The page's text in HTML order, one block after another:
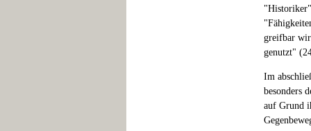
greifbar
genutzt"
Im
besonders
auf Grund